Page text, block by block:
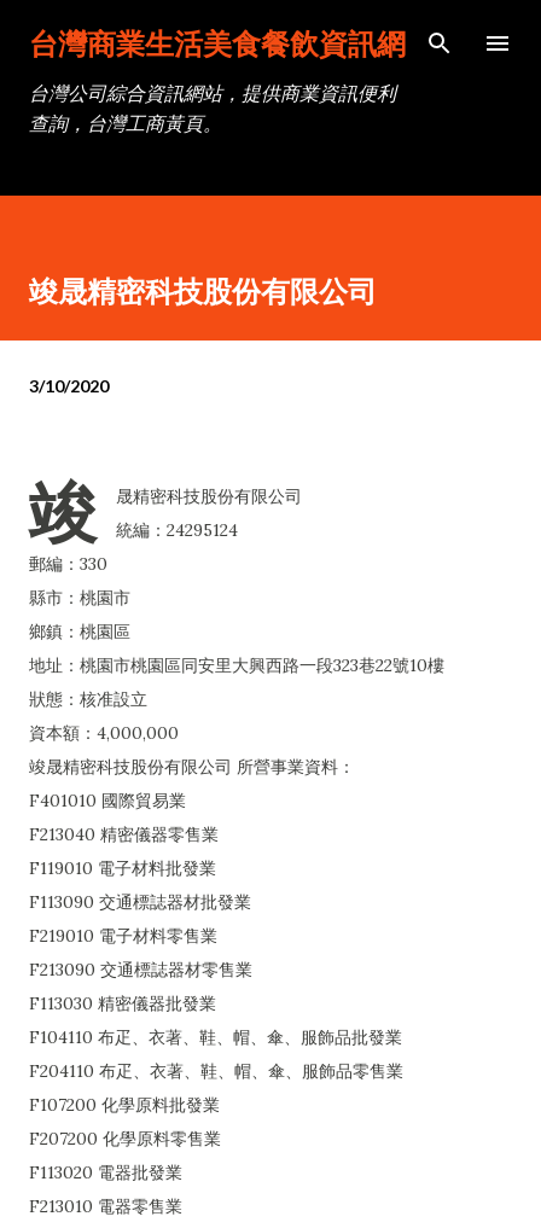
跳到主要內容
台灣商業生活美食餐飲資訊網
台灣公司綜合資訊網站，提供商業資訊便利
查詢，台灣工商黃頁。
竣晟精密科技股份有限公司
3/10/2020
竣
晟精密科技股份有限公司
統編：24295124
郵編：330
縣市：桃園市
鄉鎮：桃園區
地址：桃園市桃園區同安里大興西路一段323巷22號10樓
狀態：核准設立
資本額：4,000,000
竣晟精密科技股份有限公司 所營事業資料：
F401010 國際貿易業
F213040 精密儀器零售業
F119010 電子材料批發業
F113090 交通標誌器材批發業
F219010 電子材料零售業
F213090 交通標誌器材零售業
F113030 精密儀器批發業
F104110 布疋、衣著、鞋、帽、傘、服飾品批發業
F204110 布疋、衣著、鞋、帽、傘、服飾品零售業
F107200 化學原料批發業
F207200 化學原料零售業
F113020 電器批發業
F213010 電器零售業